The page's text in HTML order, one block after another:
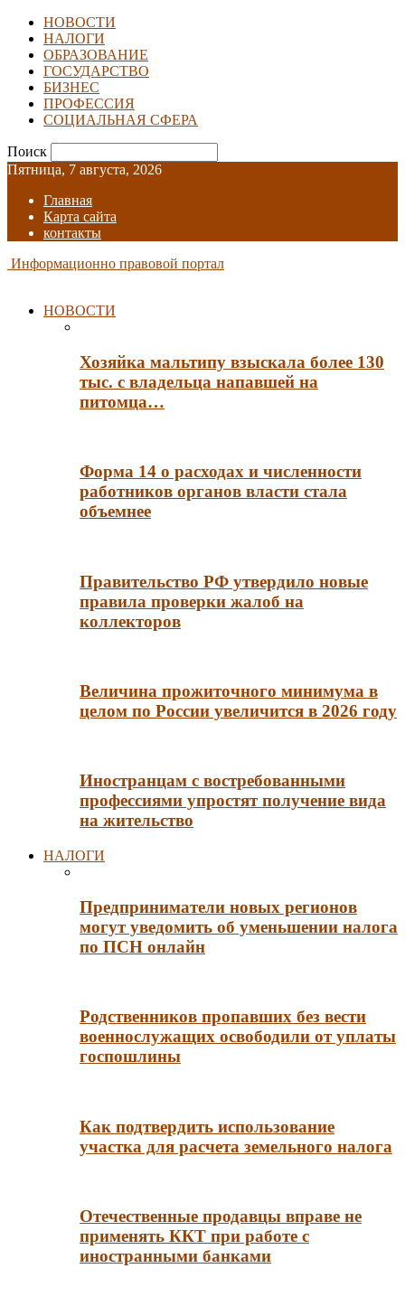
НОВОСТИ
НАЛОГИ
ОБРАЗОВАНИЕ
ГОСУДАРСТВО
БИЗНЕС
ПРОФЕССИЯ
СОЦИАЛЬНАЯ СФЕРА
Поиск
Пятница, 7 августа, 2026
Главная
Карта сайта
контакты
Информационно правовой портал
НОВОСТИ
Хозяйка мальтипу взыскала более 130
тыс. с владельца напавшей на
питомца…
Форма 14 о расходах и численности
работников органов власти стала
объемнее
Правительство РФ утвердило новые
правила проверки жалоб на
коллекторов
Величина прожиточного минимума в
целом по России увеличится в 2026 году
Иностранцам с востребованными
профессиями упростят получение вида
на жительство
НАЛОГИ
Предприниматели новых регионов
могут уведомить об уменьшении налога
по ПСН онлайн
Родственников пропавших без вести
военнослужащих освободили от уплаты
госпошлины
Как подтвердить использование
участка для расчета земельного налога
Отечественные продавцы вправе не
применять ККТ при работе с
иностранными банками